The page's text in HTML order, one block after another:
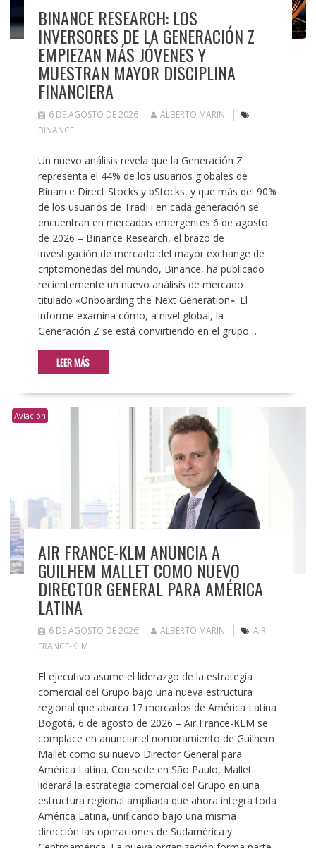
BINANCE RESEARCH: LOS
INVERSORES DE LA GENERACIÓN Z
EMPIEZAN MÁS JÓVENES Y
MUESTRAN MAYOR DISCIPLINA
FINANCIERA
6 DE AGOSTO DE 2026
ALBERTO MARIN
BINANCE
Un nuevo análisis revela que la Generación Z
representa el 44% de los usuarios globales de
Binance Direct Stocks y bStocks, y que más del 90%
de los usuarios de TradFi en cada generación se
encuentran en mercados emergentes 6 de agosto
de 2026 – Binance Research, el brazo de
investigación de mercado del mayor exchange de
criptomonedas del mundo, Binance, ha publicado
recientemente un nuevo análisis de mercado
titulado «Onboarding the Next Generation». El
informe examina cómo, a nivel global, la
Generación Z se está convirtiendo en el grupo…
LEER MÁS
Aviación
AIR FRANCE-KLM ANUNCIA A
GUILHEM MALLET COMO NUEVO
DIRECTOR GENERAL PARA AMÉRICA
LATINA
6 DE AGOSTO DE 2026 ALBERTO MARIN
AIR
FRANCE-KLM
El ejecutivo asume el liderazgo de la estrategia
comercial del Grupo bajo una nueva estructura
regional que abarca 17 mercados de América Latina
Bogotá, 6 de agosto de 2026 – Air France-KLM se
complace en anunciar el nombramiento de Guilhem
Mallet como su nuevo Director General para
América Latina. Con sede en São Paulo, Mallet
liderará la estrategia comercial del Grupo en una
estructura regional ampliada que ahora integra toda
América Latina, unificando bajo una misma
dirección las operaciones de Sudamérica y